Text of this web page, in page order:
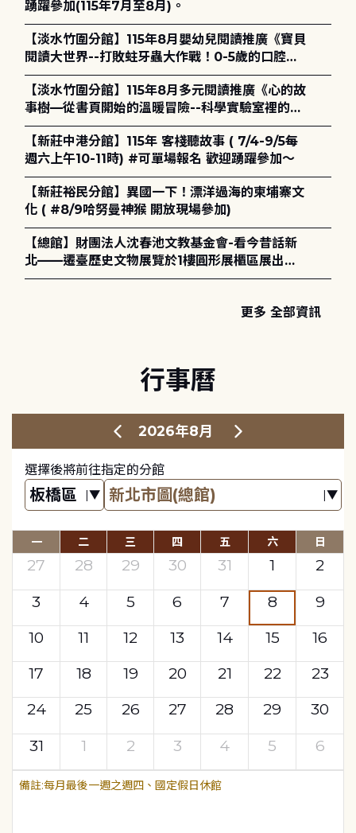
踴躍參加(115年7月至8月)。
【淡水竹圍分館】115年8月嬰幼兒閱讀推廣《寶貝
閱讀大世界--打敗蛀牙蟲大作戰！0-5歲的口腔照
護全攻略》
【淡水竹圍分館】115年8月多元閱讀推廣《心的故
事樹—從書頁開始的溫暖冒險--科學實驗室裡的放
電章魚》
【新莊中港分館】115年 客棧聽故事 ( 7/4-9/5每
週六上午10-11時) #可單場報名 歡迎踴躍參加～
【新莊裕民分館】異國一下！漂洋過海的柬埔寨文
化 ( #8/9哈努曼神猴 開放現場參加)
【總館】財團法人沈春池文教基金會-看今昔話新
北——遷臺歷史文物展覽於1樓圓形展櫃區展出，
歡迎一同觀展！
更多 全部資訊
行事曆
2026年8月
選擇後將前往指定的分館
一 二 三 四 五 六 日
27 28 29 30 31 1
2
3
4 5 6 7 8
9
10
11 12 13 14 15
16
17
18 19 20 21 22
23
24
25 26 27 28 29
30
31
1 2 3 4 5 6
每月最後一週之週四、國定假日休館